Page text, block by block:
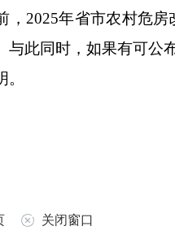
2025年省市农村危房
与此同时，如果有可公
关闭窗口